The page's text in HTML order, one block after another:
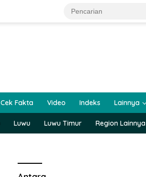
Cek Fakta Video Indeks Lainnya
Luwu Luwu Timur Region Lainnya